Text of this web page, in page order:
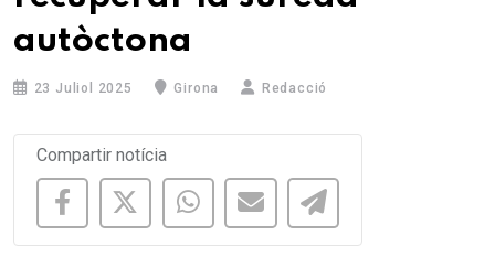
autòctona
23 Juliol 2025 Girona Redacció
Compartir notícia